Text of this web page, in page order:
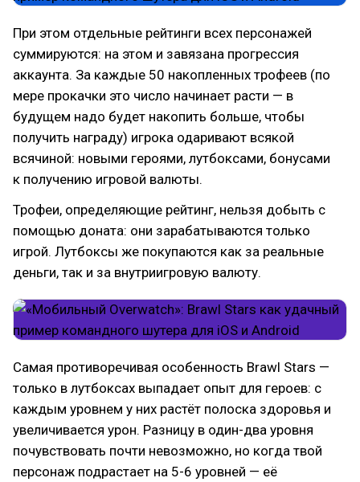
При этом отдельные рейтинги всех персонажей
суммируются: на этом и завязана прогрессия
аккаунта. За каждые 50 накопленных трофеев (по
мере прокачки это число начинает расти — в
будущем надо будет накопить больше, чтобы
получить награду) игрока одаривают всякой
всячиной: новыми героями, лутбоксами, бонусами
к получению игровой валюты.
Трофеи, определяющие рейтинг, нельзя добыть с
помощью доната: они зарабатываются только
игрой. Лутбоксы же покупаются как за реальные
деньги, так и за внутриигровую валюту.
Самая противоречивая особенность Brawl Stars —
только в лутбоксах выпадает опыт для героев: с
каждым уровнем у них растёт полоска здоровья и
увеличивается урон. Разницу в один-два уровня
почувствовать почти невозможно, но когда твой
персонаж подрастает на 5-6 уровней — её